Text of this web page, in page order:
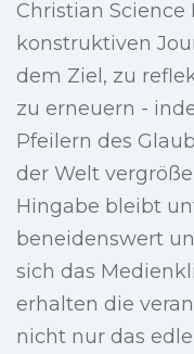
Christian
konstruktiven
dem Ziel, zu
zu erneuern -
Pfeilern des
der Welt
Hingabe bleibt
beneidenswert
sich das
erhalten die
nicht nur das